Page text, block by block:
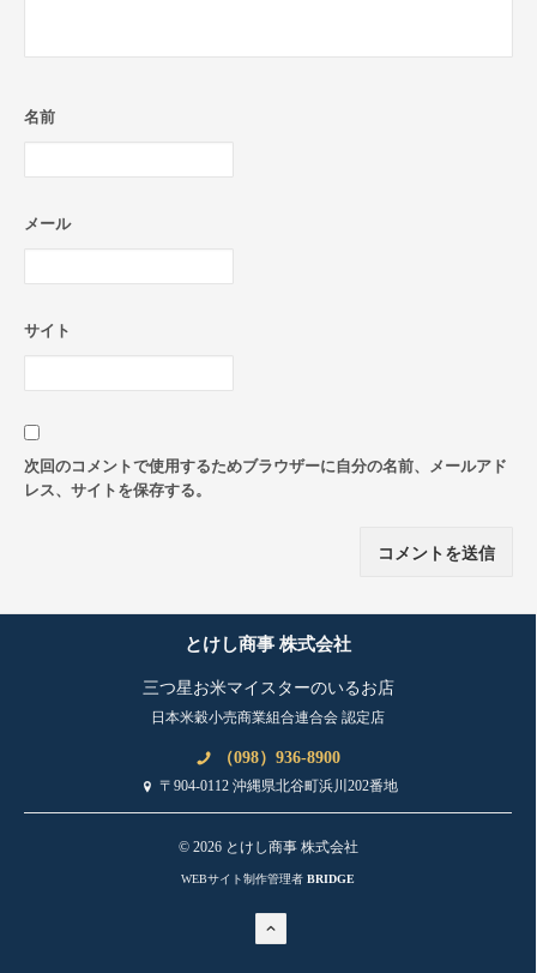
名前
メール
サイト
次回のコメントで使用するためブラウザーに自分の名前、メールアド
レス、サイトを保存する。
とけし商事 株式会社
三つ星お米マイスターのいるお店
日本米穀小売商業組合連合会 認定店
（098）936-8900
〒904-0112 沖縄県北谷町浜川202番地
© 2026 とけし商事 株式会社
WEBサイト制作管理者 BRIDGE